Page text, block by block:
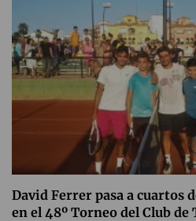
David Ferrer pasa a cuartos
en el 48º Torneo del Club de